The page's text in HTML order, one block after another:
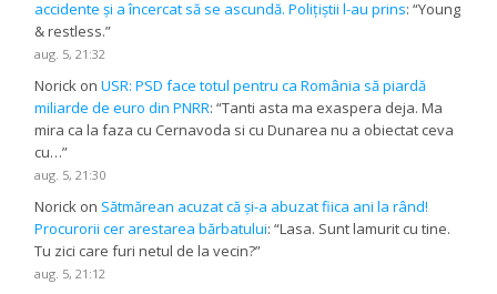
accidente și a încercat să se ascundă. Polițiștii l-au prins: “Young
& restless.”
aug. 5, 21:32
Norick onUSR: PSD face totul pentru ca România să piardă
miliarde de euro din PNRR: “Tanti asta ma exaspera deja. Ma
mira ca la faza cu Cernavoda si cu Dunarea nu a obiectat ceva
cu…”
aug. 5, 21:30
Norick on Sătmărean acuzat că și-a abuzat fiica ani la rând!
Procurorii cer arestarea bărbatului: “Lasa. Sunt lamurit cu tine.
Tu zici care furi netul de la vecin?”
aug. 5, 21:12